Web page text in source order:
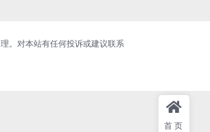
。对本站有任何投诉或建议联系
首页